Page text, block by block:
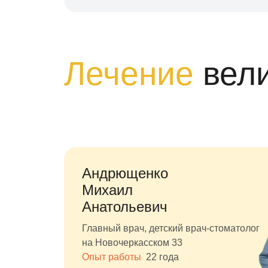
Лечение
Андрющенко
Михаил
Анатольевич
Главный врач, детский врач-стоматолог
на Новочеркасском 33
Опыт работы 22 года